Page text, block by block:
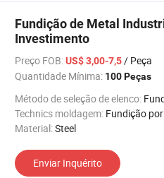
Fundição de Metal
Investimento
Preço FOB:US$ 3,00-7,5 / Peça
Quantidade Mínima: 100 Peças
Método de seleção de elenco:
Technics moldagem: Fundição
Material:Steel
Enviar Inquérito